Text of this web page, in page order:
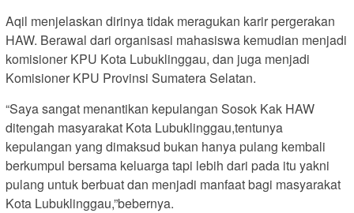
Aqil menjelaskan dirinya tidak meragukan karir pergerakan
HAW. Berawal dari organisasi mahasiswa kemudian menjadi
komisioner KPU Kota Lubuklinggau, dan juga menjadi
Komisioner KPU Provinsi Sumatera Selatan.
“Saya sangat menantikan kepulangan Sosok Kak HAW
ditengah masyarakat Kota Lubuklinggau,tentunya
kepulangan yang dimaksud bukan hanya pulang kembali
berkumpul bersama keluarga tapi lebih dari pada itu yakni
pulang untuk berbuat dan menjadi manfaat bagi masyarakat
Kota Lubuklinggau,”bebernya.